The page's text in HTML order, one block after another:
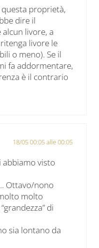
questa proprietà,
dire il
alcun livore, a
livore le
o meno). Se il
fa addormentare,
è il contrario
18/05 00:05 alle 00:05
visto
Ottavo/nono
molto
di
sia lontano da